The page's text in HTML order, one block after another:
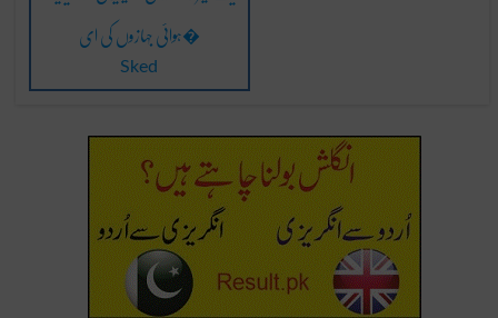
ہوائی جہازوں کی ای�
Sked